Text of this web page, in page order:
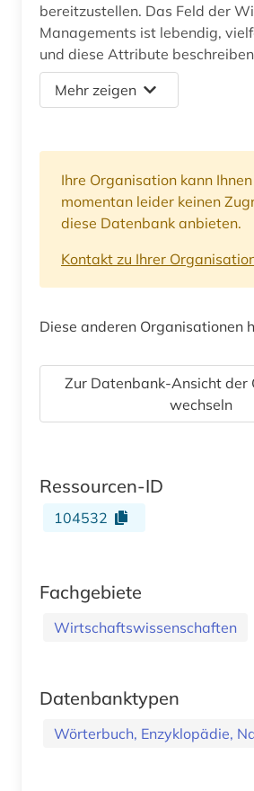
bereitzustellen. Das Feld der
Managements ist lebendig,
und diese Attribute beschreiben
Mehr zeigen
Ihre Organisation kann Ihnen
momentan leider keinen
diese Datenbank anbieten.
Kontakt zu Ihrer
Diese anderen Organisationen
Zur Datenbank-Ansicht der
wechseln
Ressourcen-ID
104532
Fachgebiete
Wirtschaftswissenschaften
Datenbanktypen
Wörterbuch, Enzyklopädie,